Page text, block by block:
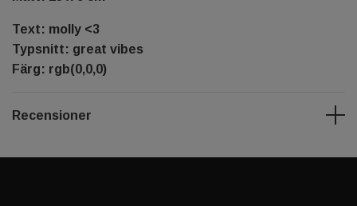
Text: molly <3
Typsnitt: great vibes
Färg: rgb(0,0,0)
Recensioner